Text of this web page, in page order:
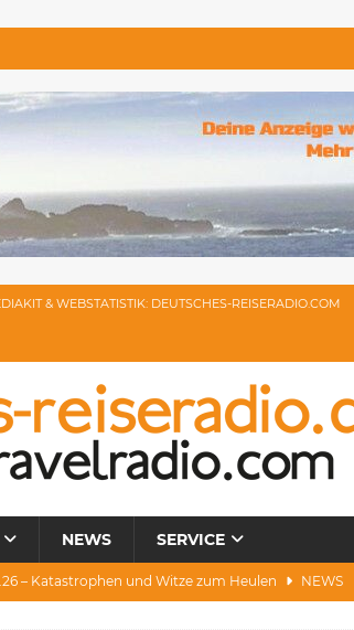
& WEBSTATISTIK: DEUTSCHES-REISERADIO.COM
NEWS SERVICE
– Katastrophen und Witze zum Heulen NEWS